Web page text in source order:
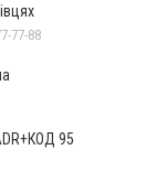
77-88
95